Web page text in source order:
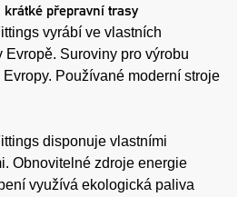
krátké přepravní trasy
vyrábí ve vlastních
Evropě. Suroviny pro výrobu
Používané moderní stroje
disponuje vlastními
Obnovitelné zdroje energie
využívá ekologická paliva